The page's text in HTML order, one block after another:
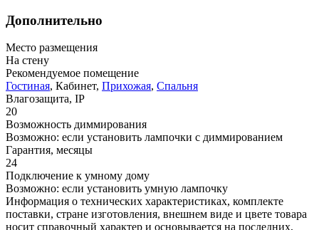
Дополнительно
Место размещения
На стену
Рекомендуемое помещение
Гостиная, Кабинет, Прихожая, Спальня
Влагозащита, IP
20
Возможность диммирования
Возможно: если установить лампочки с диммированием
Гарантия, месяцы
24
Подключение к умному дому
Возможно: если установить умную лампочку
Информация о технических характеристиках, комплекте
поставки, стране изготовления, внешнем виде и цвете товара
носит справочный характер и основывается на последних,